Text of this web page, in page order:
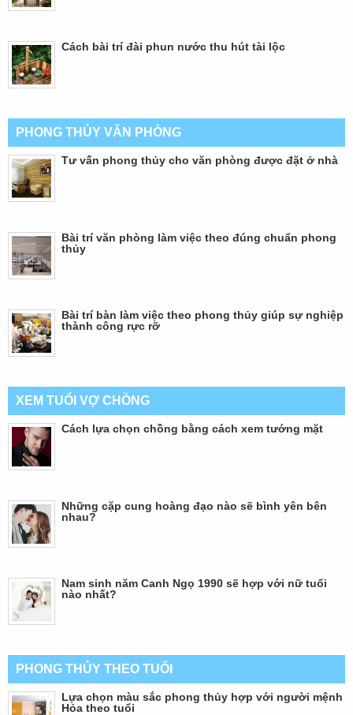
Cách bài trí đài phun nước thu hút tài lộc
PHONG THỦY VĂN PHÒNG
Tư vấn phong thủy cho văn phòng được đặt ở nhà
Bài trí văn phòng làm việc theo đúng chuẩn phong
thủy
Bài trí bàn làm việc theo phong thủy giúp sự nghiệp
thành công rực rỡ
XEM TUỔI VỢ CHỒNG
Cách lựa chọn chồng bằng cách xem tướng mặt
Những cặp cung hoàng đạo nào sẽ bình yên bên
nhau?
Nam sinh năm Canh Ngọ 1990 sẽ hợp với nữ tuổi
nào nhất?
PHONG THỦY THEO TUỔI
Lựa chọn màu sắc phong thủy hợp với người mệnh
Hỏa theo tuổi